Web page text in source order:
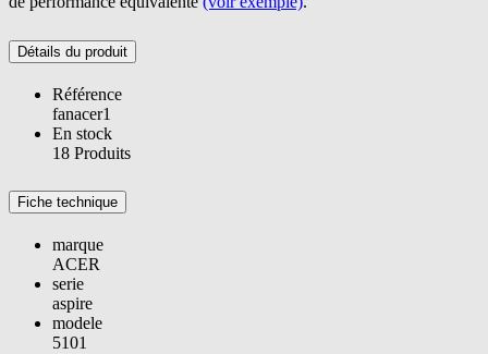
Détails du produit
Référence
fanacer1
En stock
18 Produits
Fiche technique
marque
ACER
serie
aspire
modele
5101